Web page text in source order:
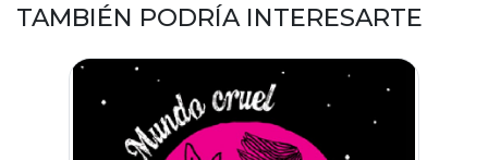
TAMBIÉN PODRÍA INTERESARTE